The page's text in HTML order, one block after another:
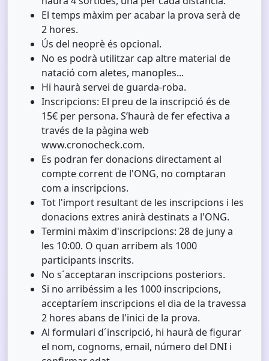
El temps màxim per acabar la prova serà de
2 hores.
Ús del neoprè és opcional.
No es podrà utilitzar cap altre material de
natació com aletes, manoples...
Hi haurà servei de guarda-roba.
Inscripcions: El preu de la inscripció és de
15€ per persona. S’haurà de fer efectiva a
través de la pàgina web
www.cronocheck.com.
Es podran fer donacions directament al
compte corrent de l'ONG, no comptaran
com a inscripcions.
Tot l'import resultant de les inscripcions i les
donacions extres anirà destinats a l'ONG.
Termini màxim d'inscripcions: 28 de juny a
les 10:00. O quan arribem als 1000
participants inscrits.
No s´acceptaran inscripcions posteriors.
Si no arribéssim a les 1000 inscripcions,
acceptaríem inscripcions el dia de la travessa
2 hores abans de l'inici de la prova.
Al formulari d´inscripció, hi haurà de figurar
el nom, cognoms, email, número del DNI i